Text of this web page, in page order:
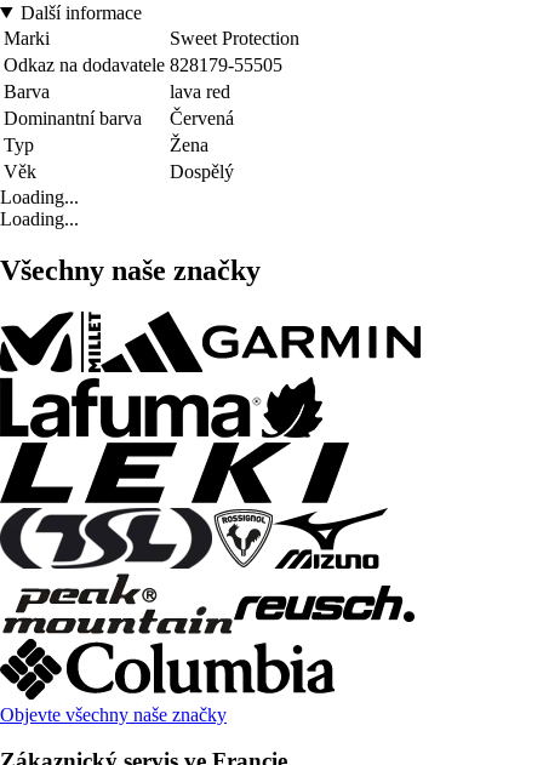
Další informace
Marki
Sweet Protection
Odkaz na dodavatele 828179-55505
Barva
lava red
Dominantní barva
Červená
Typ
Žena
Věk
Dospělý
Loading...
Loading...
Všechny naše značky
Objevte všechny naše značky